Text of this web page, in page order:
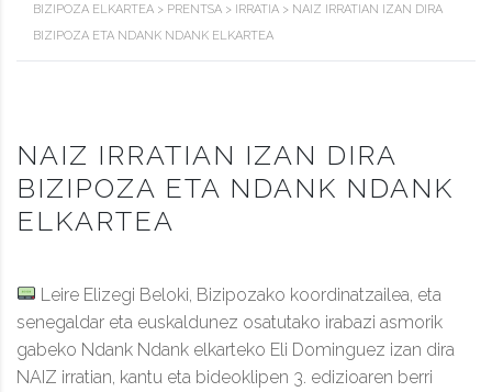
BIZIPOZA ELKARTEA > PRENTSA > IRRATIA > NAIZ IRRATIAN IZAN DIRA
BIZIPOZA ETA NDANK NDANK ELKARTEA
NAIZ IRRATIAN IZAN DIRA
BIZIPOZA ETA NDANK NDANK
ELKARTEA
Leire Elizegi Beloki, Bizipozako koordinatzailea, eta
senegaldar eta euskaldunez osatutako irabazi asmorik
gabeko Ndank Ndank elkarteko Eli Dominguez izan dira
NAIZ irratian, kantu eta bideoklipen 3. edizioaren berri